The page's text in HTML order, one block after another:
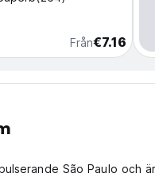
Från€7.16
São Paulo och